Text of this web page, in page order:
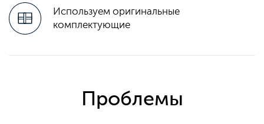
Используем оригинальные
комплектующие
Проблемы